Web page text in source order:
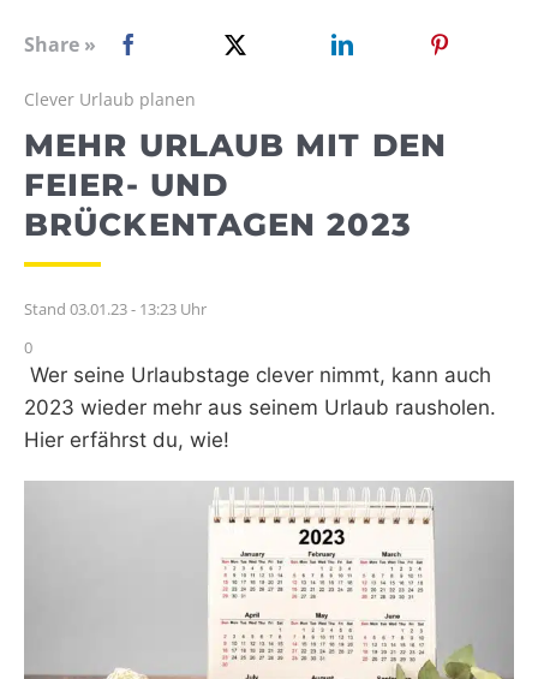
WEBRADIO
Share »
Clever Urlaub planen
MEHR URLAUB MIT DEN
FEIER- UND
BRÜCKENTAGEN 2023
Stand 03.01.23 - 13:23 Uhr
0
Wer seine Urlaubstage clever nimmt, kann auch
2023 wieder mehr aus seinem Urlaub rausholen.
Hier erfährst du, wie!